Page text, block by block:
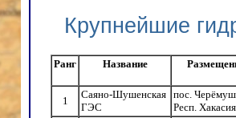
Крупнейшие
Ранг Название
1
Саяно-Шушенская
ГЭС
пос.
Респ. Хакасия